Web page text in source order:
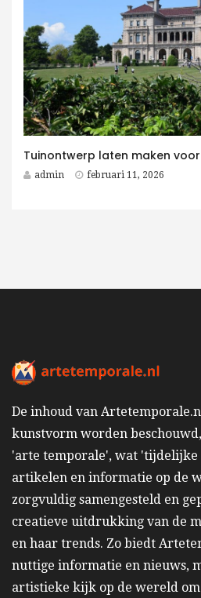
admin februari 11, 2026
De inhoud van
kunstvorm worden
'arte temporale', wat 'tijdelijke
artikelen en informatie op de
zorgvuldig samengesteld en
creatieve uitdrukking van de
en haar trends. Zo biedt
nuttige informatie en nieuws,
artistieke kijk op de wereld om